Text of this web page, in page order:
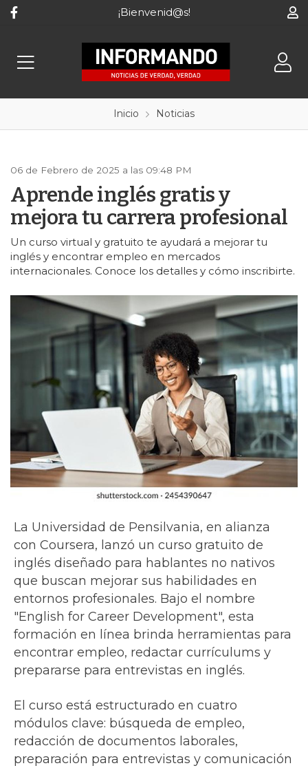
¡Bienvenid@s!
Inicio Noticias
06 de Febrero de 2025 a las 09:48 PM
Aprende inglés gratis y
mejora tu carrera profesional
Un curso virtual y gratuito te ayudará a mejorar tu
inglés y encontrar empleo en mercados
internacionales. Conoce los detalles y cómo inscribirte.
La Universidad de Pensilvania, en alianza
con Coursera, lanzó un curso gratuito de
inglés diseñado para hablantes no nativos
que buscan mejorar sus habilidades en
entornos profesionales. Bajo el nombre
"English for Career Development", esta
formación en línea brinda herramientas para
encontrar empleo, redactar currículums y
prepararse para entrevistas en inglés.
El curso está estructurado en cuatro
módulos clave: búsqueda de empleo,
redacción de documentos laborales,
preparación para entrevistas y comunicación